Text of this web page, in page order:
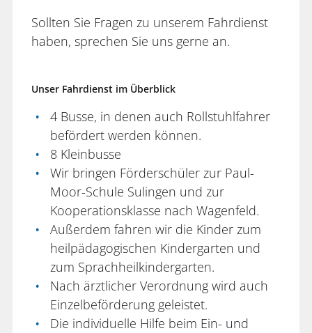
Sollten Sie Fragen zu unserem Fahrdienst
haben, sprechen Sie uns gerne an.
Unser Fahrdienst im Überblick
4 Busse, in denen auch Rollstuhlfahrer
befördert werden können.
8 Kleinbusse
Wir bringen Förderschüler zur Paul-
Moor-Schule Sulingen und zur
Kooperationsklasse nach Wagenfeld.
Außerdem fahren wir die Kinder zum
heilpädagogischen Kindergarten und
zum Sprachheilkindergarten.
Nach ärztlicher Verordnung wird auch
Einzelbeförderung geleistet.
Die individuelle Hilfe beim Ein- und